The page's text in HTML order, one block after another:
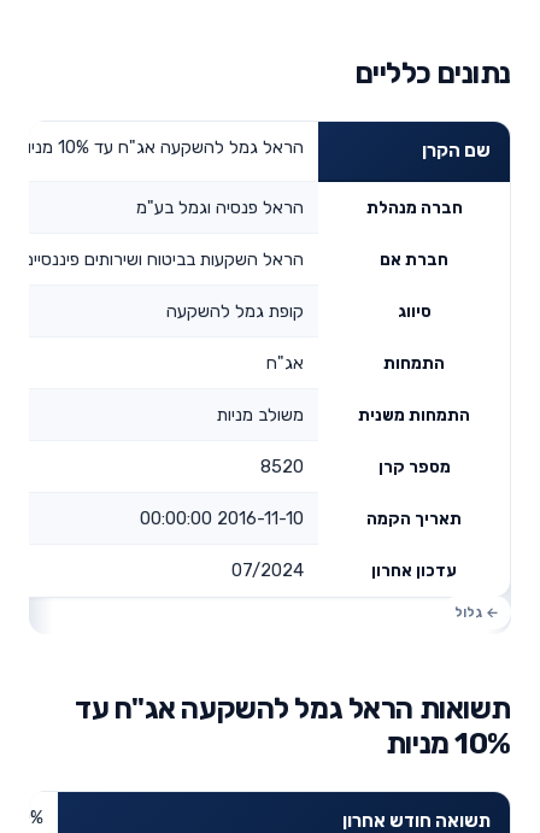
נתונים כלליים
שם הקרן הראל גמל להשקעה אג"ח עד 10% מניות
חברה מנהלת הראל פנסיה וגמל בע"מ
חברת אם הראל השקעות בביטוח ושירותים פיננסיים
סיווג קופת גמל להשקעה
התמחות אג"ח
התמחות משנית משולב מניות
מספר קרן 8520
תאריך הקמה 2016-11-10 00:00:00
עדכון אחרון 07/2024
תשואות הראל גמל להשקעה אג"ח עד
10% מניות
תשואה חודש אחרון 0%